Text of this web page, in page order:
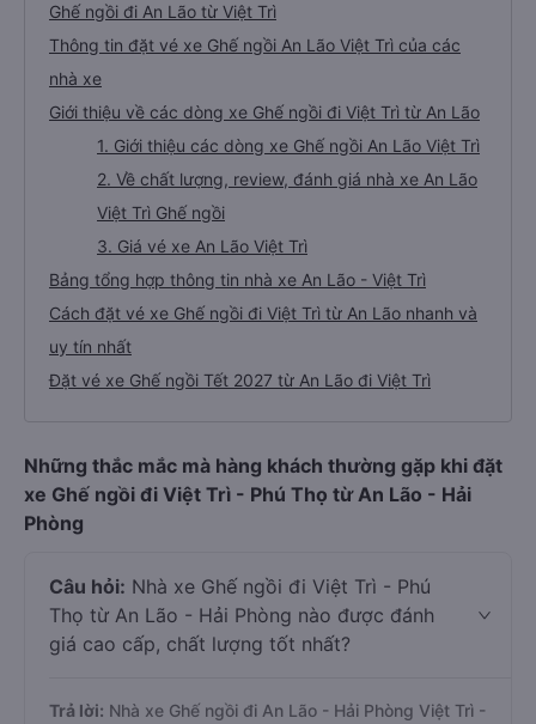
Ghế ngồi đi An Lão từ Việt Trì
Thông tin đặt vé xe Ghế ngồi An Lão Việt Trì của các
nhà xe
Giới thiệu về các dòng xe Ghế ngồi đi Việt Trì từ An Lão
1. Giới thiệu các dòng xe Ghế ngồi An Lão Việt Trì
2. Về chất lượng, review, đánh giá nhà xe An Lão
Việt Trì Ghế ngồi
3. Giá vé xe An Lão Việt Trì
Bảng tổng hợp thông tin nhà xe An Lão - Việt Trì
Cách đặt vé xe Ghế ngồi đi Việt Trì từ An Lão nhanh và
uy tín nhất
Đặt vé xe Ghế ngồi Tết 2027 từ An Lão đi Việt Trì
Những thắc mắc mà hàng khách thường gặp khi đặt
xe Ghế ngồi đi Việt Trì - Phú Thọ từ An Lão - Hải
Phòng
Câu hỏi: Nhà xe Ghế ngồi đi Việt Trì - Phú
Thọ từ An Lão - Hải Phòng nào được đánh
giá cao cấp, chất lượng tốt nhất?
Trả lời: Nhà xe Ghế ngồi đi An Lão - Hải Phòng Việt Trì -